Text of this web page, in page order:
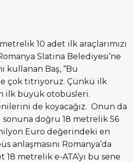
10 adet ilk araçlarımızı
Slatina Belediyesi’ne
kullanan Baş, “Bu
çok titriyoruz. Çünkü ilk
ilk büyük otobüsleri.
de koyacağız. Onun da
sonuna doğru 18 metrelik 56
Euro değerindeki en
anlaşmasını Romanya’da
18 metrelik e-ATA’yı bu sene